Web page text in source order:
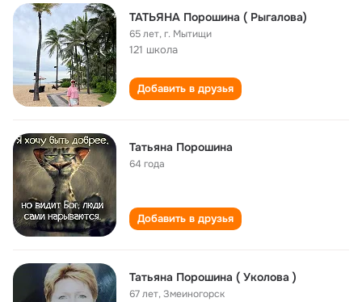
ТАТЬЯНА Порошина ( Рыгалова)
65 лет,г. Мытищи
121 школа
Добавить в друзья
Татьяна Порошина
64 года
Добавить в друзья
Татьяна Порошина ( Уколова )
67 лет,Змеиногорск